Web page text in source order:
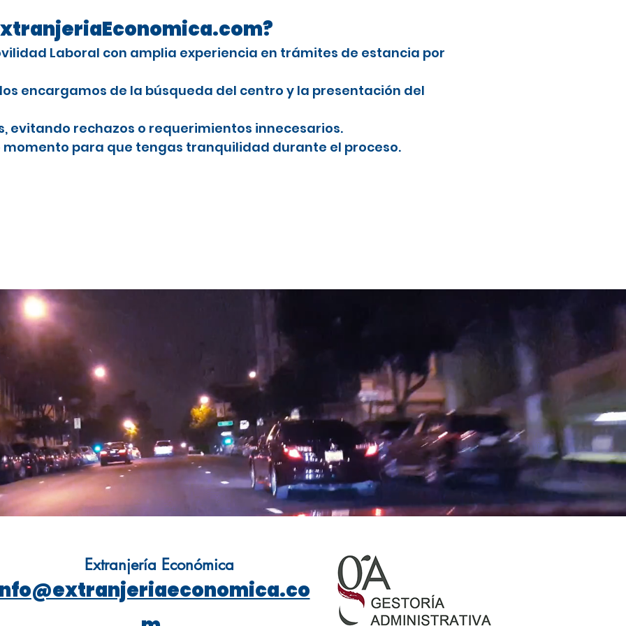
Laboral con amplia experiencia en trámites de estancia por
encargamos de la búsqueda del centro y la presentación del
evitando rechazos o requerimientos innecesarios.
momento para que tengas tranquilidad durante el proceso.
Extranjería Económica